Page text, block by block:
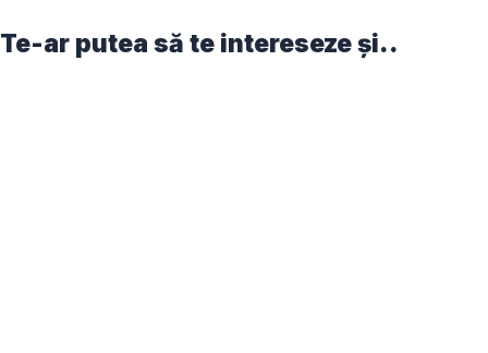
Te-ar putea să te intereseze și..